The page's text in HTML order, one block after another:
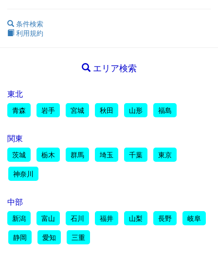
条件検索
利用規約
エリア検索
東北
青森 岩手 宮城 秋田 山形 福島
関東
茨城 栃木 群馬 埼玉 千葉 東京
神奈川
中部
新潟 富山 石川 福井 山梨 長野 岐阜
静岡 愛知 三重